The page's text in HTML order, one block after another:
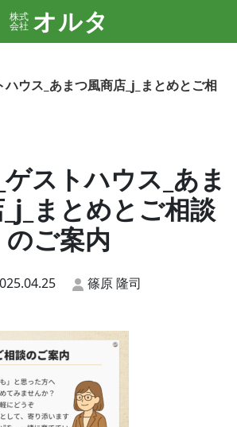
株式
会社 オルタ
ウス_あまつ風商店_j_まとめとご相
ストハウス_あま
まとめとご相談
のご案内
篠原 隆司